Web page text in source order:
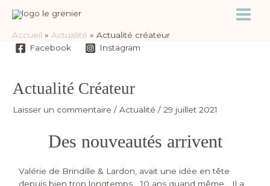
Accueil Actualité
Actualité créateur
Facebook
Instagram
Actualité Créateur
Laisser un commentaire /Actualité /29 juillet 2021
Des nouveautés arrivent
Valérie de Brindille & Lardon, avait une idée en tête
depuis bien trop longtemps… 10 ans quand même… Il a